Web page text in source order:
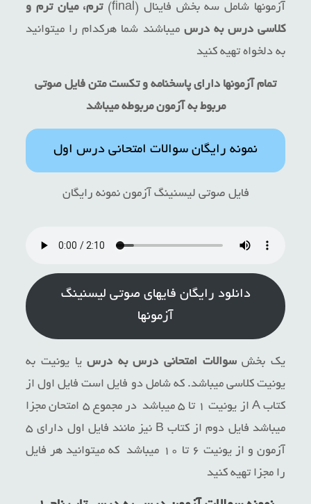
آزمونها شامل سه بخش فاینال (final)
ترم، میان ترم و
کلاسی درس به درسمیباشند شما هرکدام را میتوانید
به دلخواه تهیه کنید
تمام آزمونها دارای پاسخنامه و تکست متن فایل صوتی
مربوط به آزمون مربوطه میباشد
نمونه رایگان سوالات امتحانی درس اول
فایل صوتی لیسنینگ آزمون نمونه رایگان
دانلود رایگان فایهای صوتی لیسنینگ
آزمونها
یک بخشسوالات امتحانی درس به درسیا یونیت به
یونیت کلاسی میباشد. که شامل دو فایل است فایل اول از
کتاب A از یونیت ۱ تا ۵ میباشد در مجموع ۵ امتحان مجزا
میباشد فایل دوم از کتاب B نیز مانند فایل اول دارای ۵
آزمون و از یونیت ۶ تا ۱۰ میباشد که میتوانید هر فایل
را مجزا تهیه کنید